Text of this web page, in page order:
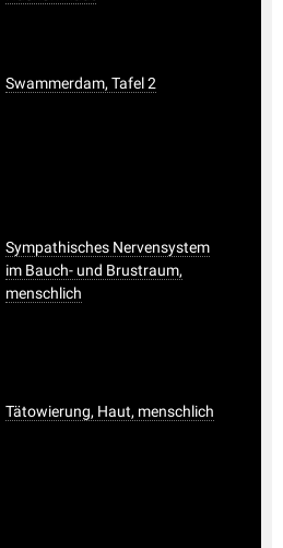
Swammerdam, Tafel 2
Sympathisches Nervensystem
im Bauch- und Brustraum,
menschlich
Tätowierung, Haut, menschlich